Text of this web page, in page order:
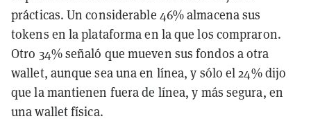
prácticas. Un considerable 46% almacena sus
tokens en la plataforma en la que los compraron.
Otro 34% señaló que mueven sus fondos a otra
wallet, aunque sea una en línea, y sólo el 24% dijo
que la mantienen fuera de línea, y más segura, en
una wallet física.